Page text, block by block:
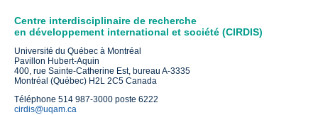
Centre interdisciplinaire de recherche
en développement international et société (CIRDIS)
Université du Québec à Montréal
Pavillon Hubert-Aquin
400, rue Sainte-Catherine Est, bureau A-3335
Montréal (Québec) H2L 2C5 Canada
Téléphone 514 987-3000 poste 6222
cirdis@uqam.ca